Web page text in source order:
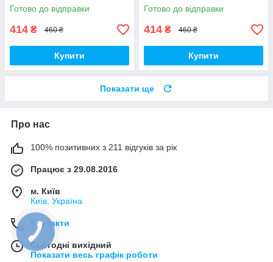
Готово до відправки
414 ₴ 460 ₴
Купити
Готово до відправки
414 ₴ 460 ₴
Купити
Показати ще
Про нас
100% позитивних з 211 відгуків за рік
Працює з 29.08.2016
м. Київ
Київ, Україна
Контакти
Сьогодні вихідний
Показати весь графік роботи